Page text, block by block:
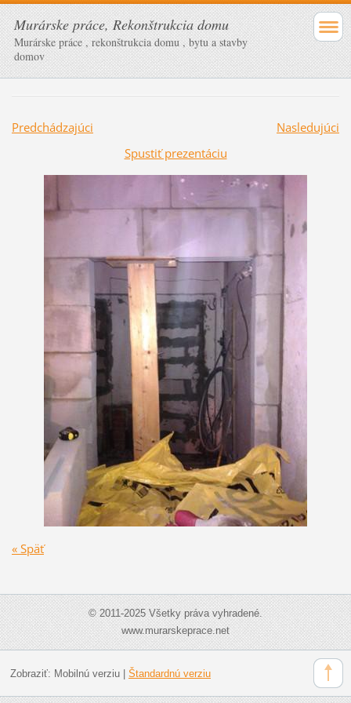
Murárske práce, Rekonštrukcia domu
Murárske práce , rekonštrukcia domu , bytu a stavby
domov
Predchádzajúci
Nasledujúci
Spustiť prezentáciu
« Späť
© 2011-2025 Všetky práva vyhradené.
www.murarskeprace.net
Zobraziť: Mobilnú verziu| Štandardnú verziu